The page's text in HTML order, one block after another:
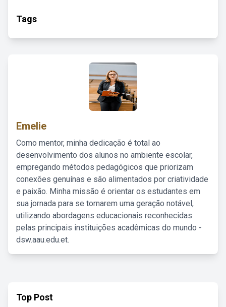
Tags
Emelie
Como mentor, minha dedicação é total ao
desenvolvimento dos alunos no ambiente escolar,
empregando métodos pedagógicos que priorizam
conexões genuínas e são alimentados por criatividade
e paixão. Minha missão é orientar os estudantes em
sua jornada para se tornarem uma geração notável,
utilizando abordagens educacionais reconhecidas
pelas principais instituições acadêmicas do mundo -
dsw.aau.edu.et.
Top Post